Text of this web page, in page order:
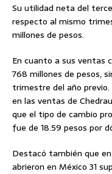
Su utilidad neta del
respecto al mismo
millones de pesos.
En cuanto a sus ventas
768 millones de pesos,
trimestre del año
en las ventas de
que el tipo de cambio
fue de 18.59 pesos por
Destacó también que
abrieron en México 31